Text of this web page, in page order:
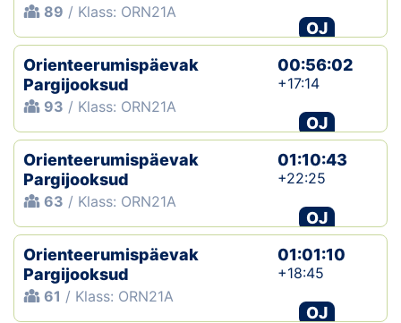
89 / Klass: ORN21A
OJ
Orienteerumispäevak
Pargijooksud
93 / Klass: ORN21A
00:56:02
+17:14
OJ
Orienteerumispäevak
Pargijooksud
63 / Klass: ORN21A
01:10:43
+22:25
OJ
Orienteerumispäevak
Pargijooksud
61 / Klass: ORN21A
01:01:10
+18:45
OJ